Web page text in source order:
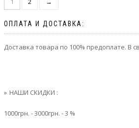
ОПЛАТА И ДОСТАВКА:
Доставка товара по 100% предоплате. В
НАШИ СКИДКИ :
1000грн. - 3000грн. - 3 %